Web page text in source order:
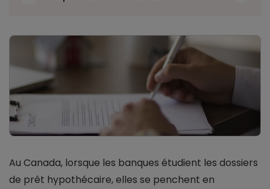
Au Canada, lorsque les banques étudient les dossiers
de prêt hypothécaire, elles se penchent en